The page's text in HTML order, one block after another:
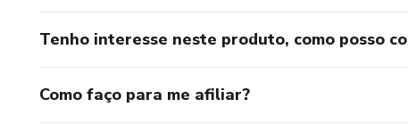
Tenho interesse neste produto, como posso
Como faço para me afiliar?